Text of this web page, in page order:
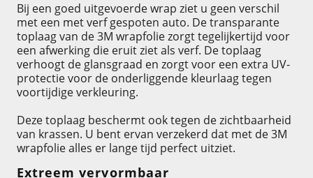
Bij een goed uitgevoerde wrap ziet u geen verschil
met een met verf gespoten auto. De transparante
toplaag van de 3M wrapfolie zorgt tegelijkertijd voor
een afwerking die eruit ziet als verf. De toplaag
verhoogt de glansgraad en zorgt voor een extra UV-
protectie voor de onderliggende kleurlaag tegen
voortijdige verkleuring.
Deze toplaag beschermt ook tegen de zichtbaarheid
van krassen. U bent ervan verzekerd dat met de 3M
wrapfolie alles er lange tijd perfect uitziet.
Extreem vervormbaar